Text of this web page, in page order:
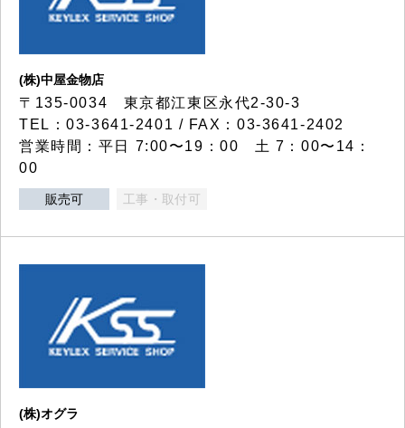
(株)中屋金物店
〒135-0034 東京都江東区永代2-30-3
TEL：03-3641-2401 / FAX：03-3641-2402
営業時間：平日 7:00〜19：00 土 7：00〜14：
00
販売可 工事・取付可
(株)オグラ